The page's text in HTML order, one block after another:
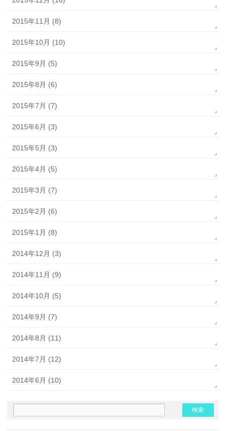
2015年11月 (8)
2015年10月 (10)
2015年9月 (5)
2015年8月 (6)
2015年7月 (7)
2015年6月 (3)
2015年5月 (3)
2015年4月 (5)
2015年3月 (7)
2015年2月 (6)
2015年1月 (8)
2014年12月 (3)
2014年11月 (9)
2014年10月 (5)
2014年9月 (7)
2014年8月 (11)
2014年7月 (12)
2014年6月 (10)